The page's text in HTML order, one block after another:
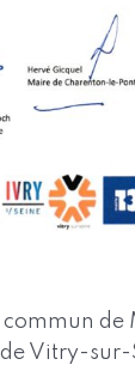
commun de
Vitry-